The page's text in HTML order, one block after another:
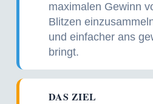
maximalen Gewinn
Blitzen
und einfacher ans
bringt.
DAS ZIEL